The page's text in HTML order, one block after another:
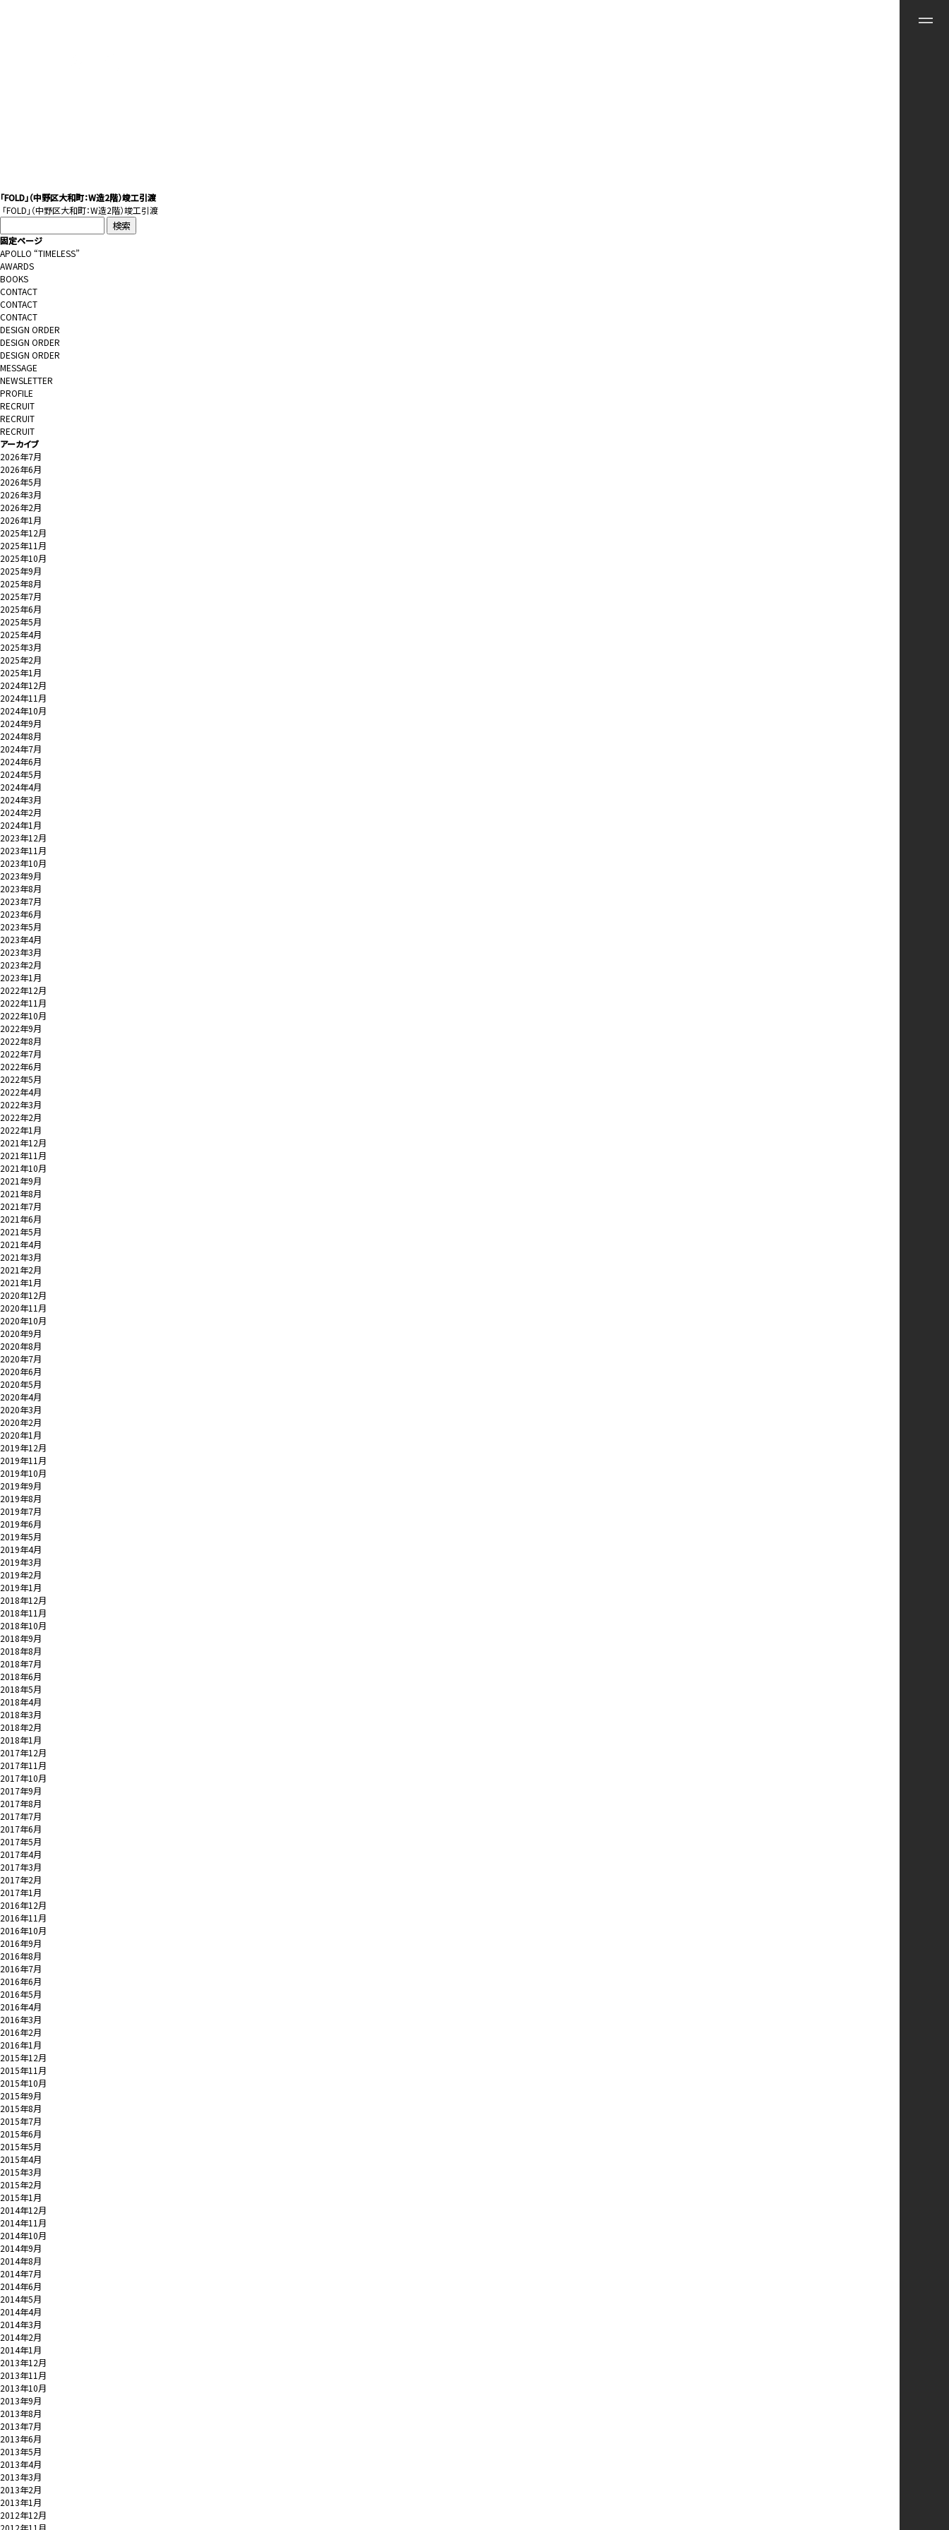
｢FOLD」（中野区大和町：W造2階）竣工引渡
｢FOLD 」（中野区大和町：W造2階）竣工引渡
索:
固定ページ
APOLLO “TIMELESS”
AWARDS
BOOKS
CONTACT
CONTACT
CONTACT
DESIGN ORDER
DESIGN ORDER
DESIGN ORDER
MESSAGE
NEWSLETTER
PROFILE
RECRUIT
RECRUIT
RECRUIT
アーカイブ
2026年7月
2026年6月
2026年5月
2026年3月
2026年2月
2026年1月
2025年12月
2025年11月
2025年10月
2025年9月
2025年8月
2025年7月
2025年6月
2025年5月
2025年4月
2025年3月
2025年2月
2025年1月
2024年12月
2024年11月
2024年10月
2024年9月
2024年8月
2024年7月
2024年6月
2024年5月
2024年4月
2024年3月
2024年2月
2024年1月
2023年12月
2023年11月
2023年10月
2023年9月
2023年8月
2023年7月
2023年6月
2023年5月
2023年4月
2023年3月
2023年2月
2023年1月
2022年12月
2022年11月
2022年10月
2022年9月
2022年8月
2022年7月
2022年6月
2022年5月
2022年4月
2022年3月
2022年2月
2022年1月
2021年12月
2021年11月
2021年10月
2021年9月
2021年8月
2021年7月
2021年6月
2021年5月
2021年4月
2021年3月
2021年2月
2021年1月
2020年12月
2020年11月
2020年10月
2020年9月
2020年8月
2020年7月
2020年6月
2020年5月
2020年4月
2020年3月
2020年2月
2020年1月
2019年12月
2019年11月
2019年10月
2019年9月
2019年8月
2019年7月
2019年6月
2019年5月
2019年4月
2019年3月
2019年2月
2019年1月
2018年12月
2018年11月
2018年10月
2018年9月
2018年8月
2018年7月
2018年6月
2018年5月
2018年4月
2018年3月
2018年2月
2018年1月
2017年12月
2017年11月
2017年10月
2017年9月
2017年8月
2017年7月
2017年6月
2017年5月
2017年4月
2017年3月
2017年2月
2017年1月
2016年12月
2016年11月
2016年10月
2016年9月
2016年8月
2016年7月
2016年6月
2016年5月
2016年4月
2016年3月
2016年2月
2016年1月
2015年12月
2015年11月
2015年10月
2015年9月
2015年8月
2015年7月
2015年6月
2015年5月
2015年4月
2015年3月
2015年2月
2015年1月
2014年12月
2014年11月
2014年10月
2014年9月
2014年8月
2014年7月
2014年6月
2014年5月
2014年4月
2014年3月
2014年2月
2014年1月
2013年12月
2013年11月
2013年10月
2013年9月
2013年8月
2013年7月
2013年6月
2013年5月
2013年4月
2013年3月
2013年2月
2013年1月
2012年12月
2012年11月